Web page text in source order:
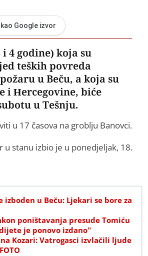
Google izvor
i 4 godine) koja su
teških povreda
u Beču, a koja su
i Hercegovine, biće
u Tešnju.
u 17 časova na groblju Banovci.
u stanu izbio je u ponedjeljak, 18.
izboden u Beču: Ljekari se bore za
poništavanja presude Tomiću
je ponovo izdano”
Kozari: Vatrogasci izvlačili ljude